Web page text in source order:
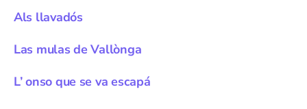
Als llavadós
Las mulas de Vallònga
L’ onso que se va escapá